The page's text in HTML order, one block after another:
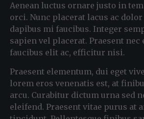
Aenean luctus ornare justo in
orci. Nunc placerat lacus ac
dapibus mi faucibus. Integer
sapien vel placerat. Praesent
faucibus elit ac, efficitur nisi.
Praesent elementum, dui eget
lorem eros venenatis est, at
arcu. Curabitur dictum urna sed
eleifend. Praesent vitae purus at